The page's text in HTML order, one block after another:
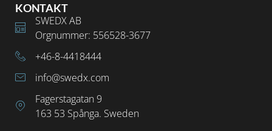
KONTAKT
SWEDX AB
Orgnummer: 556528-3677
+46-8-4418444
info@swedx.com
Fagerstagatan 9
163 53 Spånga. Sweden